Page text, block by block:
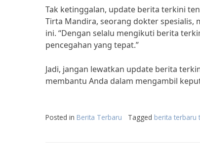
Tak ketinggalan, update berita terkini
Tirta Mandira, seorang dokter
ini. “Dengan selalu mengikuti berita
pencegahan yang tepat.”
Jadi, jangan lewatkan update berita
membantu Anda dalam mengambil
Posted in Berita Terbaru Tagged berita terbaru